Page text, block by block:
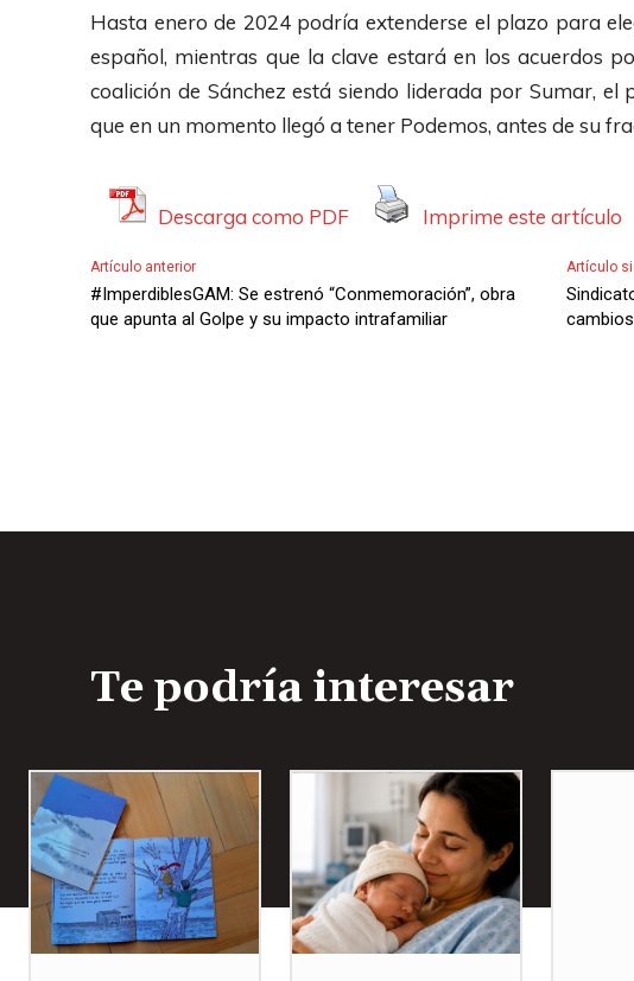
e
A
u
d
Hasta enero de 2024 podría extenderse el plazo para
español, mientras que la clave estará en los acuerdos
coalición de Sánchez está siendo liderada por Sumar,
que en un momento llegó a tener Podemos, antes de su
Descarga como PDF Imprime este artículo
Artículo anterior
#ImperdiblesGAM: Se estrenó “Conmemoración”, obra
que apunta al Golpe y su impacto intrafamiliar
Artículo
Te podría interesar